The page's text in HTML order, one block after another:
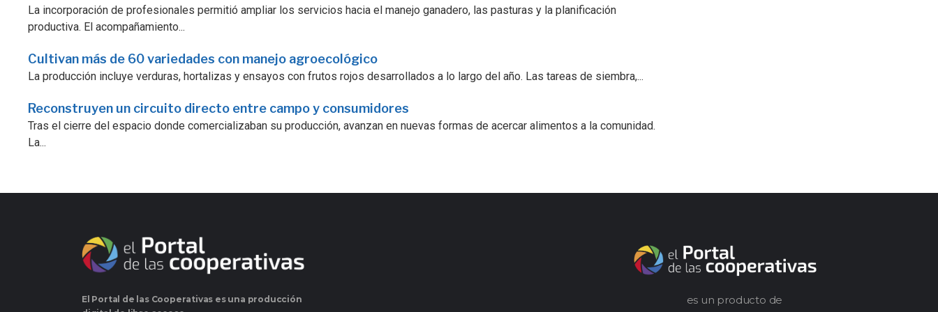
La incorporación de profesionales permitió ampliar los servicios hacia el manejo ganadero, las pasturas y la planificación
productiva. El acompañamiento...
Cultivan más de 60 variedades con manejo agroecológico
La producción incluye verduras, hortalizas y ensayos con frutos rojos desarrollados a lo largo del año. Las tareas de siembra,...
Reconstruyen un circuito directo entre campo y consumidores
Tras el cierre del espacio donde comercializaban su producción, avanzan en nuevas formas de acercar alimentos a la comunidad.
La...
El Portal de las Cooperativas es una producción
es un producto de